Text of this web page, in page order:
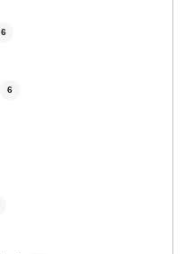
6
6